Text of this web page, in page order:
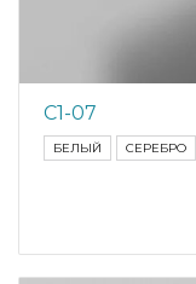
С1-07
БЕЛЫЙ СЕРЕБРО